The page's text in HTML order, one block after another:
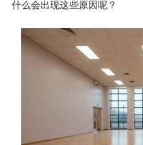
什么会出现这些原因呢？